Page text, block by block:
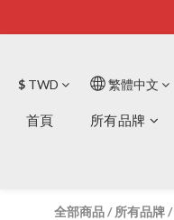
$ TWD 繁體中文
首頁 所有品牌
全部商品/所有品牌/